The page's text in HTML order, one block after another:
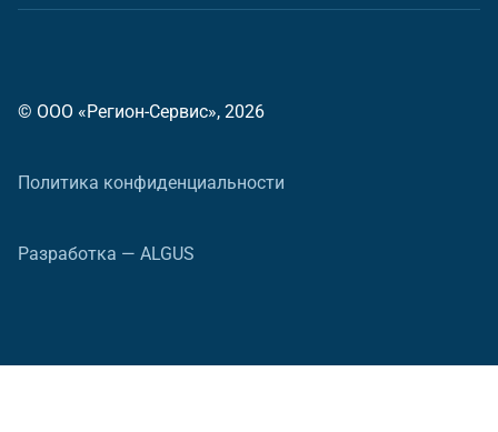
© ООО «Регион-Сервис», 2026
Политика конфиденциальности
Разработка — ALGUS